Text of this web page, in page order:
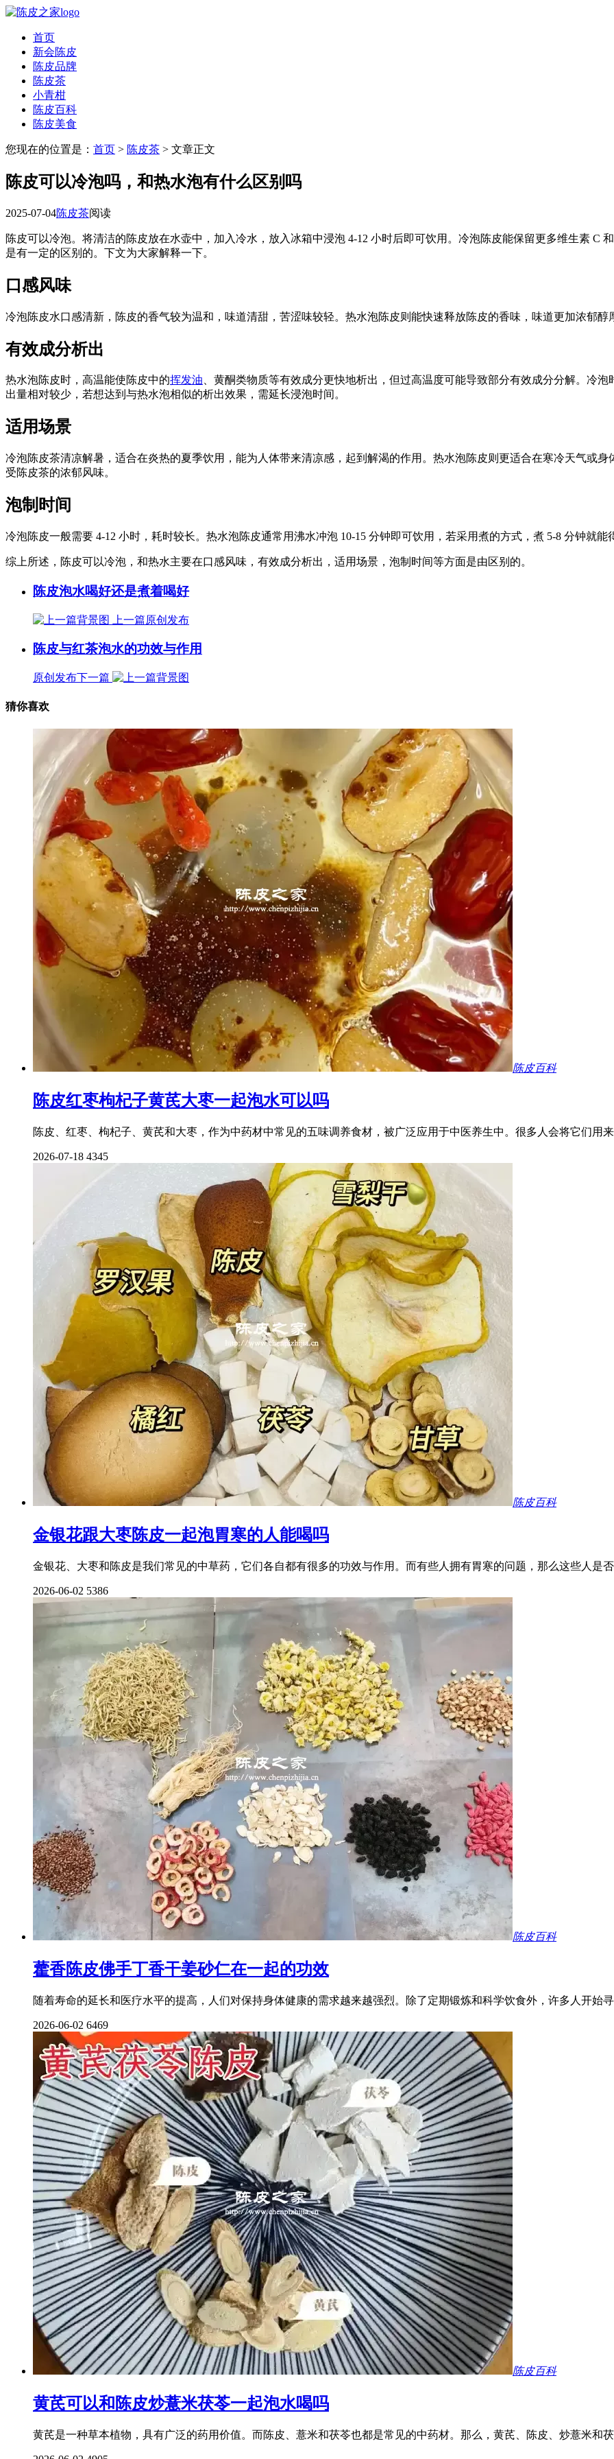
首页
新会陈皮
陈皮品牌
陈皮茶
小青柑
陈皮百科
陈皮美食
您现在的位置是： 首页 > 陈皮茶 > 文章正文
陈皮可以冷泡吗，和热水泡有什么区别吗
2025-07-04陈皮茶阅读
陈皮可以冷泡。将清洁的陈皮放在水壶中，加入冷水，放入冰箱中浸泡 4-12 小时后即可饮用。冷泡陈皮能保留更多维生素 C
是有一定的区别的。下文为大家解释一下。
口感风味
冷泡陈皮水口感清新，陈皮的香气较为温和，味道清甜，苦涩味较轻。热水泡陈皮则能快速释放陈皮的香味，味道更加浓郁
有效成分析出
热水泡陈皮时，高温能使陈皮中的挥发油、黄酮类物质等有效成分更快地析出，但过高温度可能导致部分有效成分分解。冷
出量相对较少，若想达到与热水泡相似的析出效果，需延长浸泡时间。
适用场景
冷泡陈皮茶清凉解暑，适合在炎热的夏季饮用，能为人体带来清凉感，起到解渴的作用。热水泡陈皮则更适合在寒冷天气或
受陈皮茶的浓郁风味。
泡制时间
冷泡陈皮一般需要 4-12 小时，耗时较长。热水泡陈皮通常用沸水冲泡 10-15 分钟即可饮用，若采用煮的方式，煮 5-8 分钟就
综上所述，陈皮可以冷泡，和热水主要在口感风味，有效成分析出，适用场景，泡制时间等方面是由区别的。
陈皮泡水喝好还是煮着喝好
上一篇原创发布
陈皮与红茶泡水的功效与作用
原创发布下一篇
猜你喜欢
陈皮百科
陈皮红枣枸杞子黄芪大枣一起泡水可以吗
陈皮、红枣、枸杞子、黄芪和大枣，作为中药材中常见的五味调养食材，被广泛应用于中医养生中。很多人会将它们用
2026-07-18 4345
陈皮百科
金银花跟大枣陈皮一起泡胃寒的人能喝吗
金银花、大枣和陈皮是我们常见的中草药，它们各自都有很多的功效与作用。而有些人拥有胃寒的问题，那么这些人是
2026-06-02 5386
陈皮百科
藿香陈皮佛手丁香干姜砂仁在一起的功效
随着寿命的延长和医疗水平的提高，人们对保持身体健康的需求越来越强烈。除了定期锻炼和科学饮食外，许多人开始
2026-06-02 6469
陈皮百科
黄芪可以和陈皮炒薏米茯苓一起泡水喝吗
黄芪是一种草本植物，具有广泛的药用价值。而陈皮、薏米和茯苓也都是常见的中药材。那么，黄芪、陈皮、炒薏米和